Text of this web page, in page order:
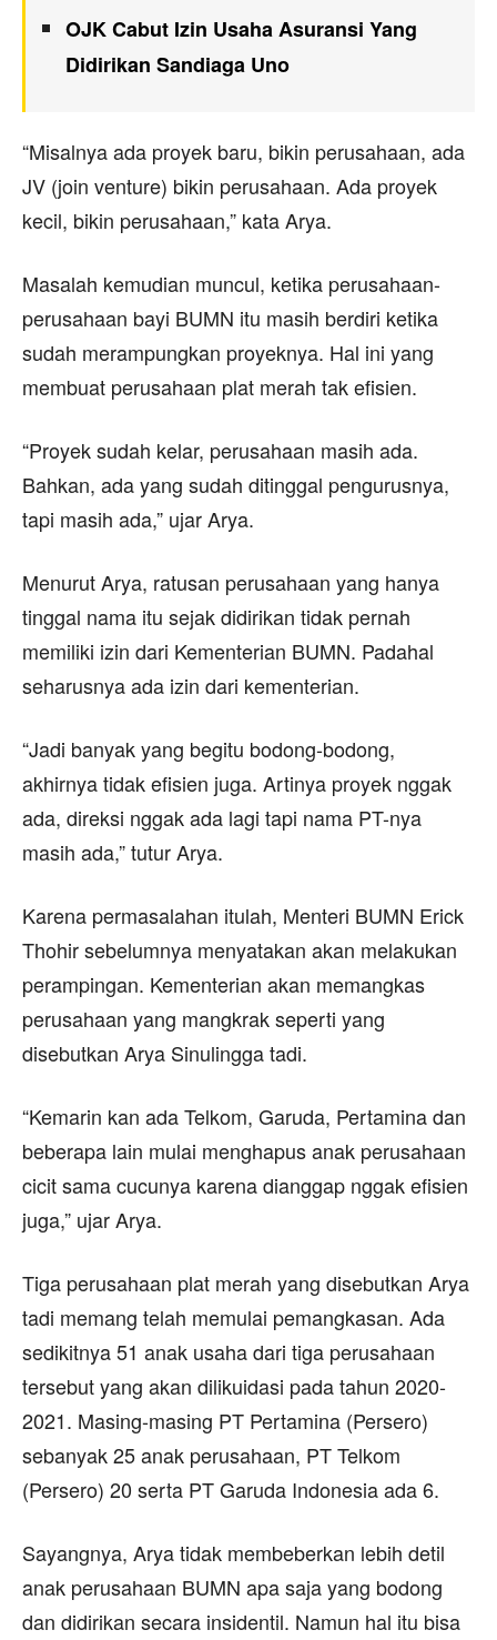
OJK Cabut Izin Usaha Asuransi Yang
Didirikan Sandiaga Uno
“Misalnya ada proyek baru, bikin perusahaan, ada
JV (join venture) bikin perusahaan. Ada proyek
kecil, bikin perusahaan,” kata Arya.
Masalah kemudian muncul, ketika perusahaan-
perusahaan bayi BUMN itu masih berdiri ketika
sudah merampungkan proyeknya. Hal ini yang
membuat perusahaan plat merah tak efisien.
“Proyek sudah kelar, perusahaan masih ada.
Bahkan, ada yang sudah ditinggal pengurusnya,
tapi masih ada,” ujar Arya.
Menurut Arya, ratusan perusahaan yang hanya
tinggal nama itu sejak didirikan tidak pernah
memiliki izin dari Kementerian BUMN. Padahal
seharusnya ada izin dari kementerian.
“Jadi banyak yang begitu bodong-bodong,
akhirnya tidak efisien juga. Artinya proyek nggak
ada, direksi nggak ada lagi tapi nama PT-nya
masih ada,” tutur Arya.
Karena permasalahan itulah, Menteri BUMN Erick
Thohir sebelumnya menyatakan akan melakukan
perampingan. Kementerian akan memangkas
perusahaan yang mangkrak seperti yang
disebutkan Arya Sinulingga tadi.
“Kemarin kan ada Telkom, Garuda, Pertamina dan
beberapa lain mulai menghapus anak perusahaan
cicit sama cucunya karena dianggap nggak efisien
juga,” ujar Arya.
Tiga perusahaan plat merah yang disebutkan Arya
tadi memang telah memulai pemangkasan. Ada
sedikitnya 51 anak usaha dari tiga perusahaan
tersebut yang akan dilikuidasi pada tahun 2020-
2021. Masing-masing PT Pertamina (Persero)
sebanyak 25 anak perusahaan, PT Telkom
(Persero) 20 serta PT Garuda Indonesia ada 6.
Sayangnya, Arya tidak membeberkan lebih detil
anak perusahaan BUMN apa saja yang bodong
dan didirikan secara insidentil. Namun hal itu bisa